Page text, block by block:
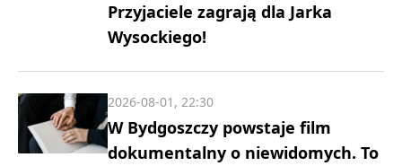
Przyjaciele zagrają dla Jarka
Wysockiego!
W Bydgoszczy powstaje film
dokumentalny o niewidomych. To
2026-08-01, 22:30